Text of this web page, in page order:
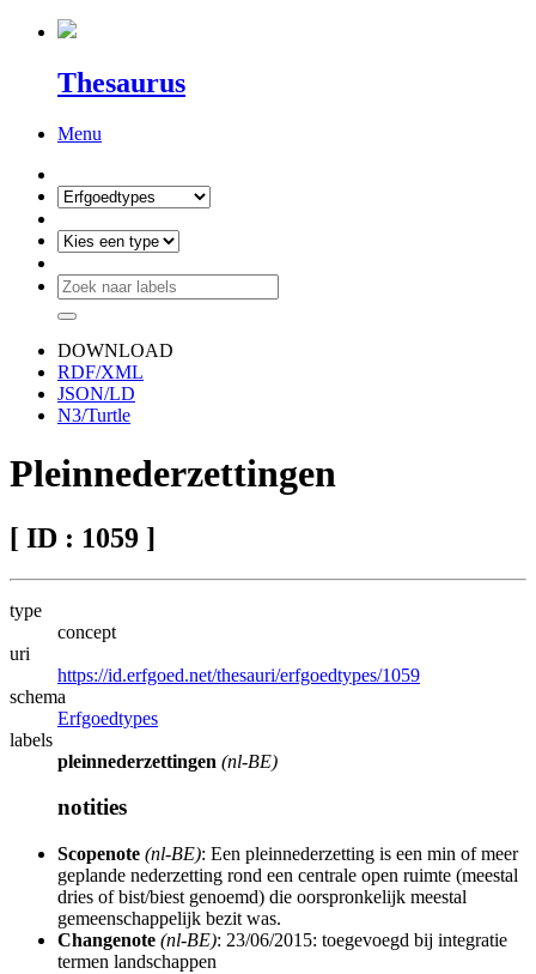
Thesaurus
Menu
DOWNLOAD
RDF/XML
JSON/LD
N3/Turtle
Pleinnederzettingen
[ ID : 1059 ]
type
concept
uri
https://id.erfgoed.net/thesauri/erfgoedtypes/1059
schema
Erfgoedtypes
labels
pleinnederzettingen (nl-BE)
notities
Scopenote (nl-BE): Een pleinnederzetting is een min of meer
geplande nederzetting rond een centrale open ruimte (meestal
dries of bist/biest genoemd) die oorspronkelijk meestal
gemeenschappelijk bezit was.
Changenote (nl-BE): 23/06/2015: toegevoegd bij integratie
termen landschappen